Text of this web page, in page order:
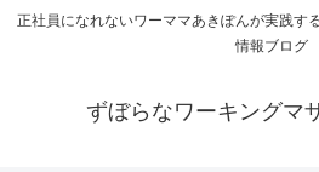
正社員になれないワーママあきぽんが実践す
情報ブログ
ずぼらなワーキングマ